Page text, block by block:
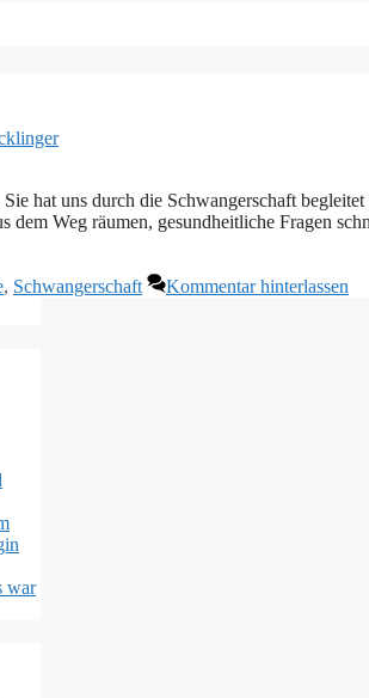
hat uns durch die Schwangerschaft
Weg räumen, gesundheitliche Fragen
, Schwangerschaft
Kommentar hinterlassen
war